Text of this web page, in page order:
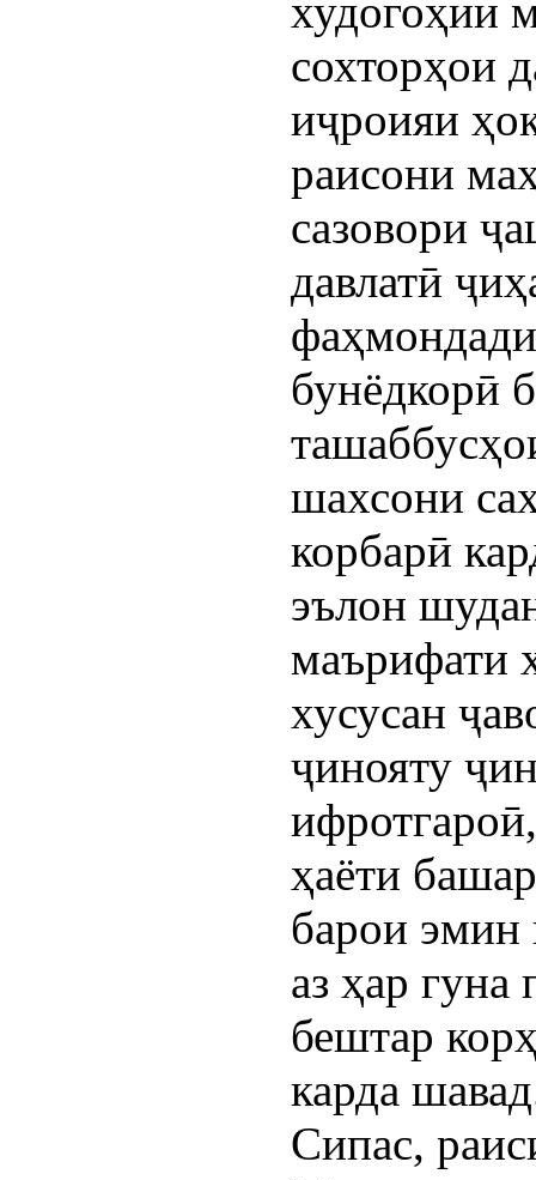
худогоҳии
сохторҳои
иҷроияи
раисони
сазовори
давлатӣ
бунёдкорӣ
шахсони
корбарӣ
эълон
маърифати
хусусан
ҷинояту
ҳаёти
барои эмин
аз ҳар
бештар
карда
Сипас,